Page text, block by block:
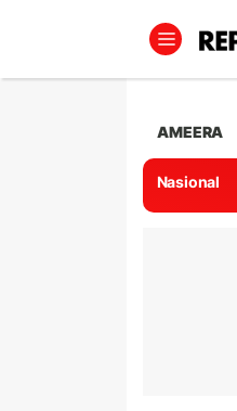
AMEERA
Nasional